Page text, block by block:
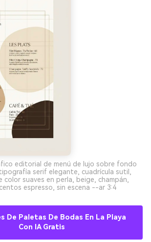
editorial de menú de lujo sobre fondo
serif elegante, cuadrícula sutil,
color suaves en perla, beige, champán,
espresso, sin escena --ar 3:4
De Paletas De Bodas En La Playa
Con IA Gratis